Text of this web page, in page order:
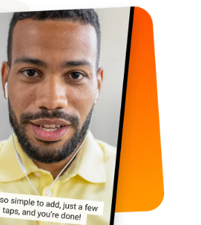
GERMANFRENCHSPANISHDUTCH ITALIAN PORTUGUESE